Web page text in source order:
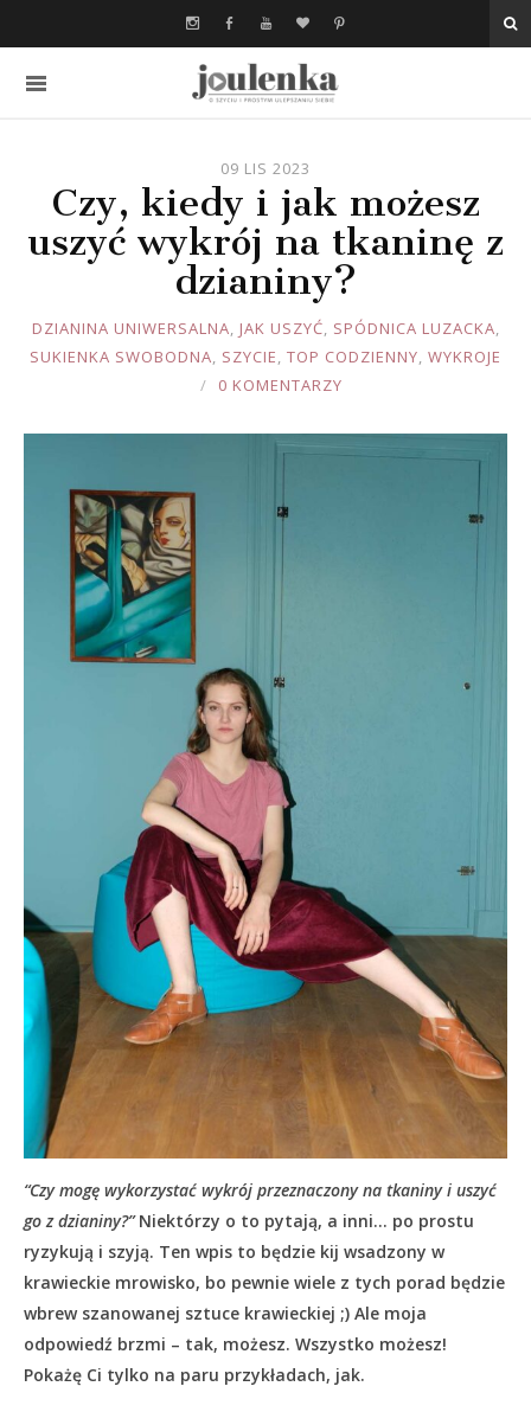
09 LIS 2023
Czy, kiedy i jak możesz
uszyć wykrój na tkaninę z
dzianiny?
JOULE
DZIANINA UNIWERSALNA, JAK USZYĆ, SPÓDNICA LUZACKA,
SUKIENKA SWOBODNA, SZYCIE, TOP CODZIENNY, WYKROJE
0 KOMENTARZY
“Czy mogę wykorzystać wykrój przeznaczony na tkaniny i uszyć
go z dzianiny?”Niektórzy o to pytają, a inni… po prostu
ryzykują i szyją. Ten wpis to będzie kij wsadzony w
krawieckie mrowisko, bo pewnie wiele z tych porad będzie
wbrew szanowanej sztuce krawieckiej ;) Ale moja
odpowiedź brzmi – tak, możesz. Wszystko możesz!
Pokażę Ci tylko na paru przykładach, jak.